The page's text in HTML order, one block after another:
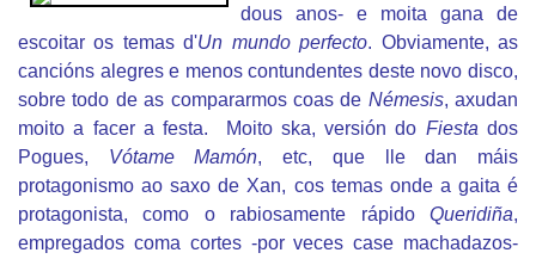
dous anos- e moita gana de
escoitar os temas d'Un mundo perfecto. Obviamente, as
cancións alegres e menos contundentes deste novo disco,
sobre todo de as compararmos coas de Némesis, axudan
moito a facer a festa. Moito ska, versión do Fiesta dos
Pogues, Vótame Mamón, etc, que lle dan máis
protagonismo ao saxo de Xan, cos temas onde a gaita é
protagonista, como o rabiosamente rápido Queridiña,
empregados coma cortes -por veces case machadazos-